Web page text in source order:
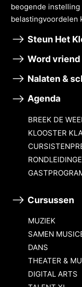
beogende
belastingvoordelen
Steun Het
Word
Nalaten &
Agenda
BREEK DE
KLOOSTER
Cursussen
MUZIEK
SAMEN
DANS
THEATER &
DIGITAL ARTS